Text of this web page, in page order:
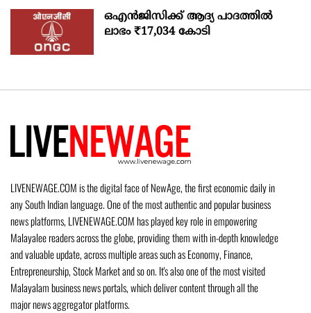
ഒഎന്‍ജിസിക്ക് ആദ്യ പാദത്തില്‍
ലാഭം ₹17,034 കോടി
LIVENEWAGE.COM is the digital face of NewAge, the first economic daily in
any South Indian language. One of the most authentic and popular business
news platforms, LIVENEWAGE.COM has played key role in empowering
Malayalee readers across the globe, providing them with in-depth knowledge
and valuable update, across multiple areas such as Economy, Finance,
Entrepreneurship, Stock Market and so on. It's also one of the most visited
Malayalam business news portals, which deliver content through all the
major news aggregator platforms.